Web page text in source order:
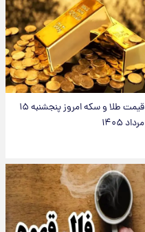
قیمت طلا و سکه امروز پنجشنبه ۱۵
مرداد ۱۴۰۵